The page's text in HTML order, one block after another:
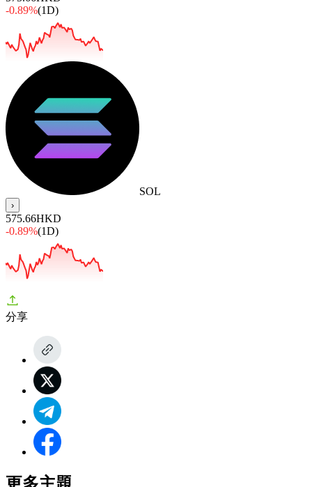
-0.89%(1D)
SOL
›
575.66HKD
-0.89%(1D)
分享
更多主題